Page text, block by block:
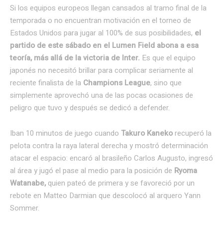
Si los equipos europeos llegan cansados al tramo final de la
temporada o no encuentran motivación en el torneo de
Estados Unidos para jugar al 100% de sus posibilidades, el
partido de este sábado en el Lumen Field abona a esa
teoría, más allá de la victoria de Inter. Es que el equipo
japonés no necesitó brillar para complicar seriamente al
reciente finalista de la Champions League, sino que
simplemente aprovechó una de las pocas ocasiones de
peligro que tuvo y después se dedicó a defender.
Iban 10 minutos de juego cuando Takuro Kaneko recuperó la
pelota contra la raya lateral derecha y mostró determinación
atacar el espacio: encaró al brasileño Carlos Augusto, ingresó
al área y jugó el pase al medio para la posición de Ryoma
Watanabe, quien pateó de primera y se favoreció por un
rebote en Matteo Darmian que descolocó al arquero Yann
Sommer.